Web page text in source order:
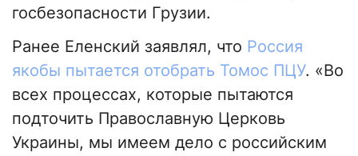
госбезопасности Грузии.
Ранее Еленский заявлял, что Россия
якобы пытается отобрать Томос ПЦУ. «Во
всех процессах, которые пытаются
подточить Православную Церковь
Украины, мы имеем дело с российским